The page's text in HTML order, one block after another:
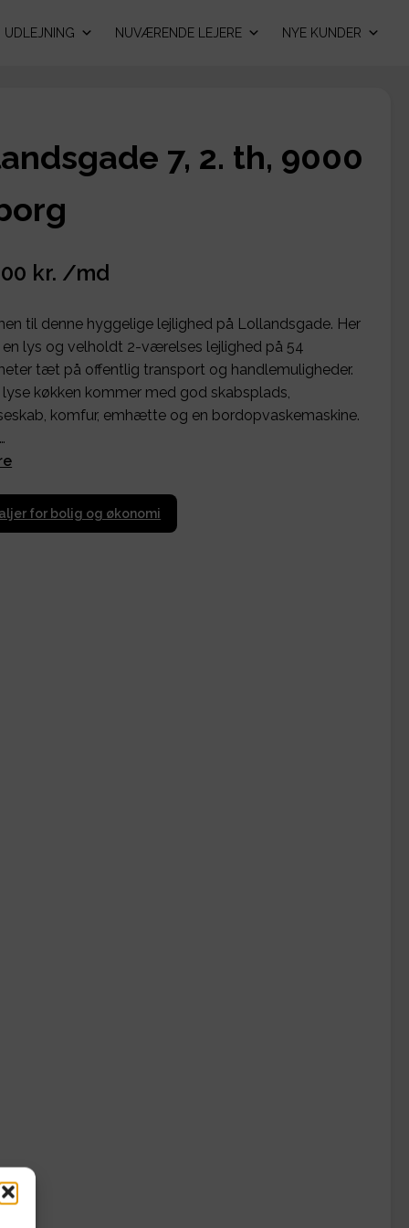
UDLEJNING NUVÆRENDE LEJERE NYE KUNDER
7, 2. th, 9000
kr. /md
til denne hyggelige lejlighed på Lollandsgade. Her
en lys og velholdt 2-værelses lejlighed på 54
tæt på offentlig transport og handlemuligheder.
køkken kommer med god skabsplads,
komfur, emhætte og en bordopvaskemaskine.
for bolig og økonomi